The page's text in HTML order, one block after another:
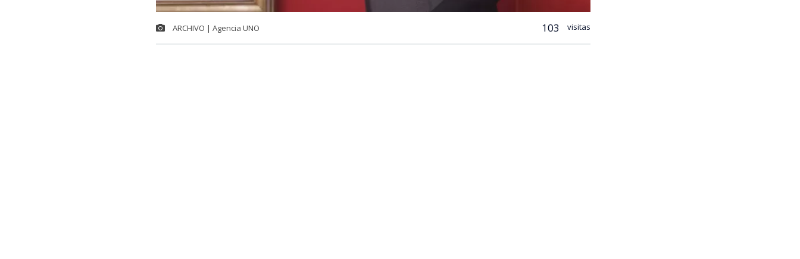
ARCHIVO | Agencia UNO 103 visitas